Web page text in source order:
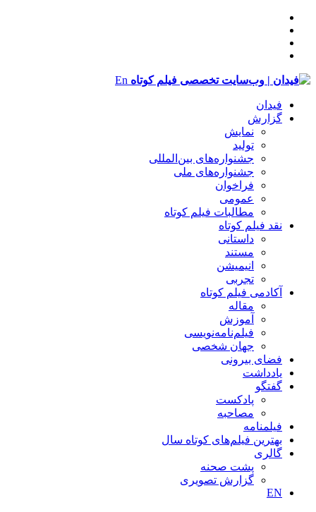
En
فیدان
گزارش
نمایش
تولید
‌‌جشنواره‌های بین‌المللی
جشنواره‌های ملی
فراخوان
عمومی
مطالبات فیلم کوتاه
نقد فیلم کوتاه
داستانی
مستند
انیمیشن
تجربی
آکادمی فیلم کوتاه
مقاله
آموزش
فیلم‌نامه‌نویسی
جهان شخصی
فضای بیرونی
یادداشت
گفتگو
پادکست
مصاحبه
فیلمنامه
بهترین فیلم‌های کوتاه سال
گالری
پشت صحنه
گزارش تصویری
EN